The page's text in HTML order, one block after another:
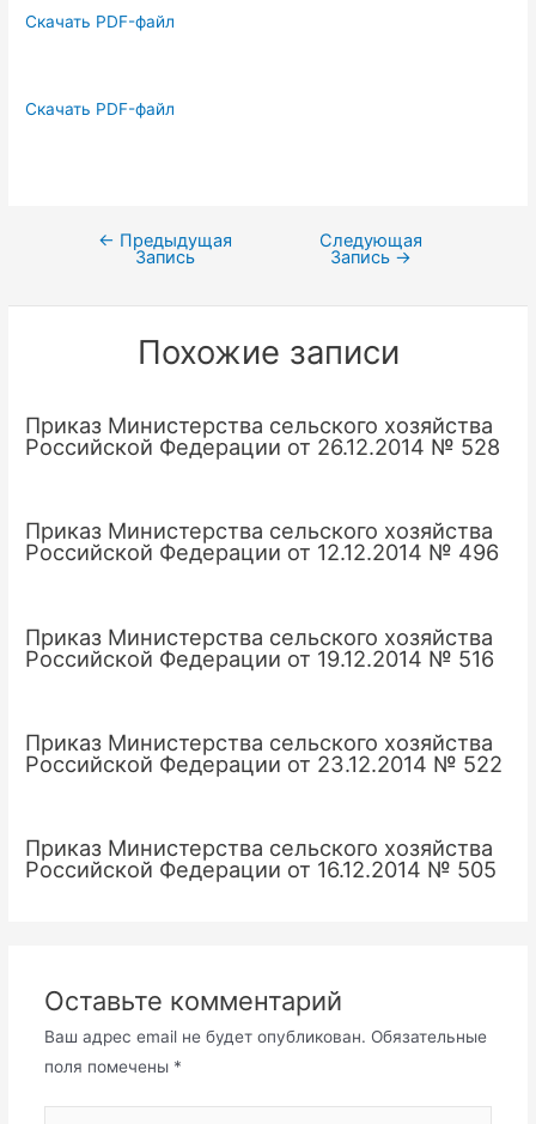
Скачать PDF-файл
Скачать PDF-файл
Навигация
записям
← Предыдущая
Запись
Следующая
Запись →
Похожие записи
Приказ Министерства сельского хозяйства
Российской Федерации от 26.12.2014 № 528
Приказ Министерства сельского хозяйства
Российской Федерации от 12.12.2014 № 496
Приказ Министерства сельского хозяйства
Российской Федерации от 19.12.2014 № 516
Приказ Министерства сельского хозяйства
Российской Федерации от 23.12.2014 № 522
Приказ Министерства сельского хозяйства
Российской Федерации от 16.12.2014 № 505
Оставьте комментарий
Ваш адрес email не будет опубликован. Обязательные
поля помечены *